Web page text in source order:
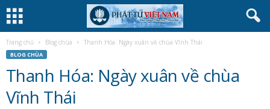
Trang chủ Blog chùa Thanh Hóa: Ngày xuân về chùa Vĩnh Thái
BLOG CHÙA
Thanh Hóa: Ngày xuân về chùa
Vĩnh Thái